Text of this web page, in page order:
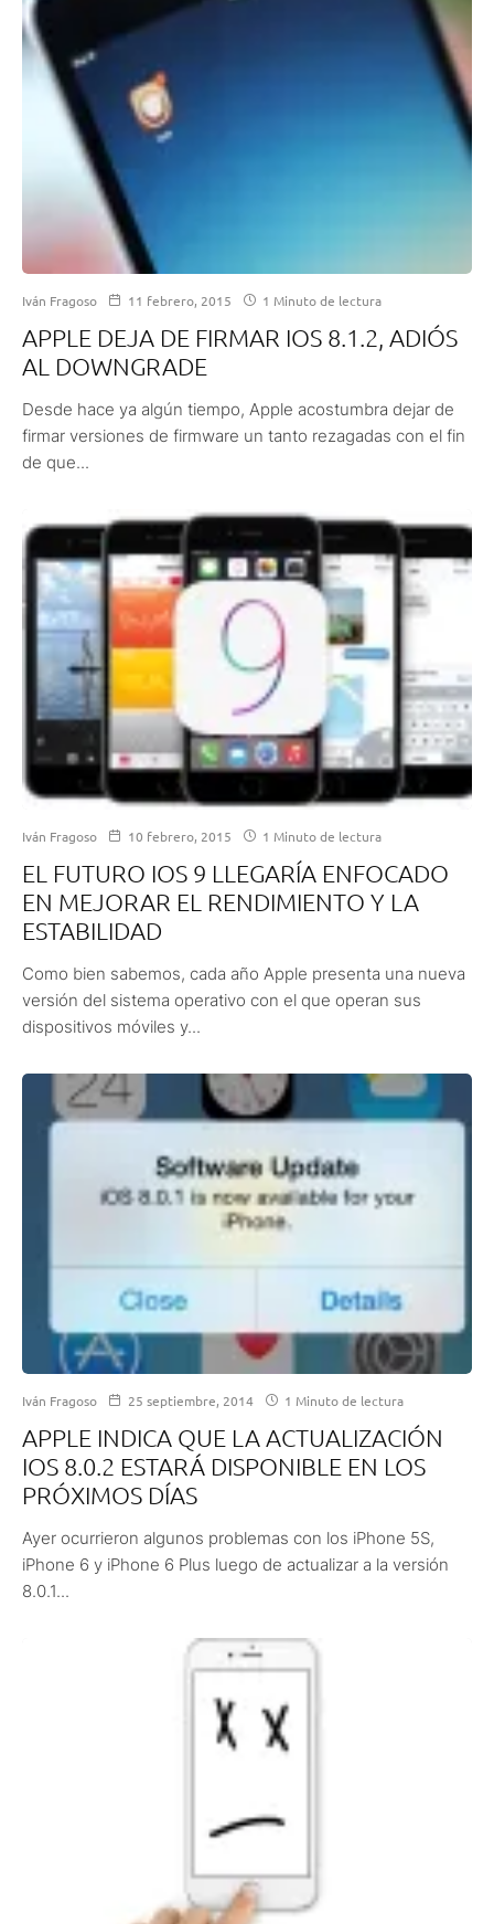
Iván Fragoso 11 febrero, 2015 1 Minuto de lectura
APPLE DEJA DE FIRMAR IOS 8.1.2, ADIÓS
AL DOWNGRADE
Desde hace ya algún tiempo, Apple acostumbra dejar de
firmar versiones de firmware un tanto rezagadas con el fin
de que...
Iván Fragoso 10 febrero, 2015 1 Minuto de lectura
EL FUTURO IOS 9 LLEGARÍA ENFOCADO
EN MEJORAR EL RENDIMIENTO Y LA
ESTABILIDAD
Como bien sabemos, cada año Apple presenta una nueva
versión del sistema operativo con el que operan sus
dispositivos móviles y...
Iván Fragoso 25 septiembre, 2014 1 Minuto de lectura
APPLE INDICA QUE LA ACTUALIZACIÓN
IOS 8.0.2 ESTARÁ DISPONIBLE EN LOS
PRÓXIMOS DÍAS
Ayer ocurrieron algunos problemas con los iPhone 5S,
iPhone 6 y iPhone 6 Plus luego de actualizar a la versión
8.0.1...